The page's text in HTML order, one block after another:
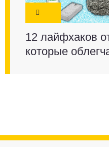
12 лайфхаков
которые